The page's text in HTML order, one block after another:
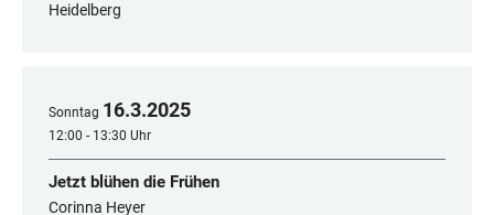
Heidelberg
Sonntag 16.3.2025
12:00 - 13:30 Uhr
Jetzt blühen die Frühen
Corinna Heyer